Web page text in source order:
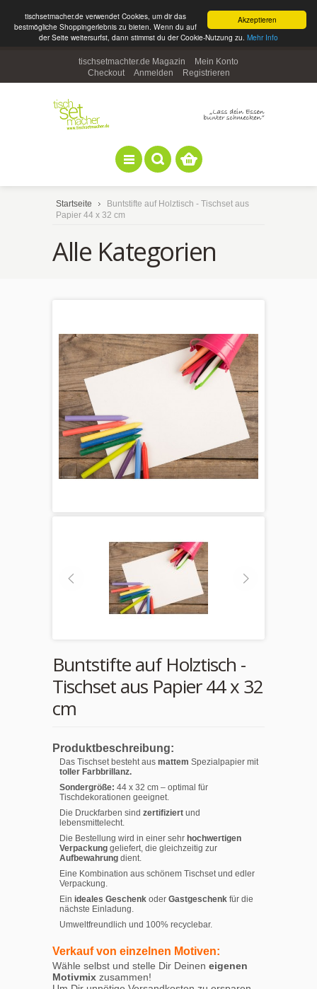
Akzeptieren
tischsetmacher.de verwendet Cookies, um dir das
bestmögliche Shoppingerlebnis zu bieten. Wenn du auf
der Seite weitersurfst, dann stimmst du der Cookie-Nutzung zu. Mehr Info
tischsetmachter.de Magazin
Mein Konto
Checkout
Anmelden Registrieren
Startseite
Buntstifte auf Holztisch - Tischset aus
Papier 44 x 32 cm
Alle Kategorien
Buntstifte auf Holztisch -
Tischset aus Papier 44 x 32
cm
Produktbeschreibung:
Das Tischset besteht aus mattem Spezialpapier mit
toller Farbbrillanz.
Sondergröße: 44 x 32 cm – optimal für
Tischdekorationen geeignet.
Die Druckfarben sind zertifiziert und
lebensmittelecht.
Die Bestellung wird in einer sehr hochwertigen
Verpackung geliefert, die gleichzeitig zur
Aufbewahrung dient.
Eine Kombination aus schönem Tischset und edler
Verpackung.
Ein ideales Geschenk oder Gastgeschenk für die
nächste Einladung.
Umweltfreundlich und 100% recyclebar.
Verkauf von einzelnen Motiven:
Wähle selbst und stelle Dir Deinen eigenen
Motivmix zusammen!